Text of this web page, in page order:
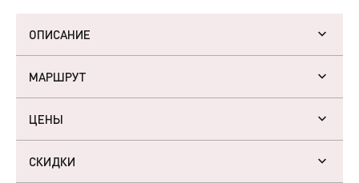
ОПИСАНИЕ
МАРШРУТ
ЦЕНЫ
СКИДКИ